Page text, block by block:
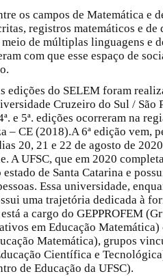
os campos de Matemática e
registros matemáticos e
de múltiplas linguagens e
com que esse espaço de
edições do SELEM foram
Cruzeiro do Sul / São
e 5ª. edições ocorreram na
– CE (2018).A 6ª edição vem,
20, 21 e 22 de agosto de
A UFSC, que em 2020
de Santa Catarina e
Essa universidade,
uma trajetória dedicada à
a cargo do GEPPROFEM
em Educação
Matemática), grupos
Científica e
de Educação da UFSC).